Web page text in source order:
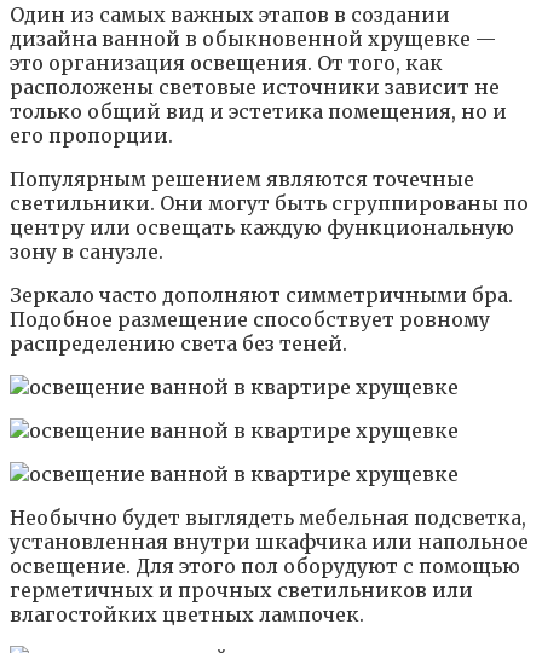
Один из самых важных этапов в создании
дизайна ванной в обыкновенной хрущевке —
это организация освещения. От того, как
расположены световые источники зависит не
только общий вид и эстетика помещения, но и
его пропорции.
Популярным решением являются точечные
светильники. Они могут быть сгруппированы по
центру или освещать каждую функциональную
зону в санузле.
Зеркало часто дополняют симметричными бра.
Подобное размещение способствует ровному
распределению света без теней.
Необычно будет выглядеть мебельная подсветка,
установленная внутри шкафчика или напольное
освещение. Для этого пол оборудуют с помощью
герметичных и прочных светильников или
влагостойких цветных лампочек.